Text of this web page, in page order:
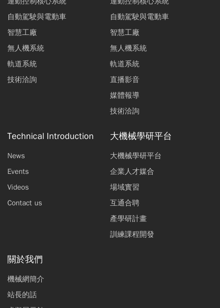
自動駕駛與電動車
智慧工廠
無人機系統
軌道系統
技術洽詢
自動駕駛與電動車
智慧工廠
無人機系統
軌道系統
直播影音
媒體報導
技術洽詢
Technical Introduction
News
Events
Videos
Contact us
大機械學研平台
大機械學研平台
企業人才媒合
場域實習
互通合聘
產學研計畫
訓練課程開發
關於我們
機械網簡介
站長的話